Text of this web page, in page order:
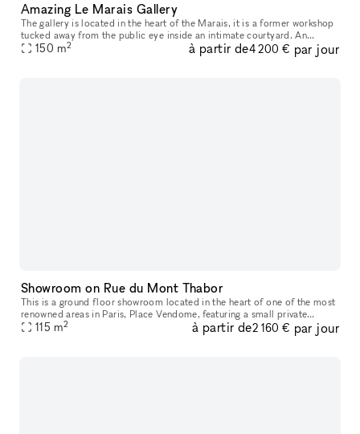
Amazing Le Marais Gallery
The gallery is located in the heart of the Marais, it is a former workshop
tucked away from the public eye inside an intimate courtyard. An
atypical gallery that has known different historical perio
150 m2 à partir de4 200 € par jour
Showroom on Rue du Mont Thabor
This is a ground floor showroom located in the heart of one of the most
renowned areas in Paris, Place Vendome, featuring a small private
courtyard. This space, designed for welcoming customers and p
115 m2 à partir de2 160 € par jour